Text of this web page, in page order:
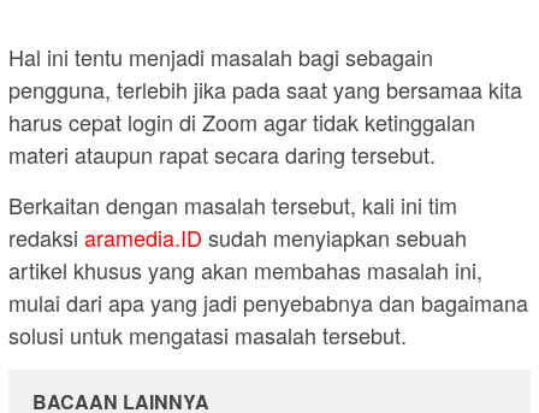
Hal ini tentu menjadi masalah bagi sebagain
pengguna, terlebih jika pada saat yang bersamaa kita
harus cepat login di Zoom agar tidak ketinggalan
materi ataupun rapat secara daring tersebut.
Berkaitan dengan masalah tersebut, kali ini tim
redaksi aramedia.ID sudah menyiapkan sebuah
artikel khusus yang akan membahas masalah ini,
mulai dari apa yang jadi penyebabnya dan bagaimana
solusi untuk mengatasi masalah tersebut.
BACAAN LAINNYA